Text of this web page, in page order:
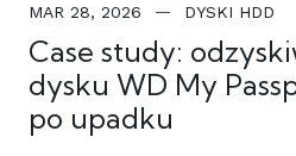
MAR 28, 2026 DYSKI HDD
Case study:
dysku WD My
po upadku